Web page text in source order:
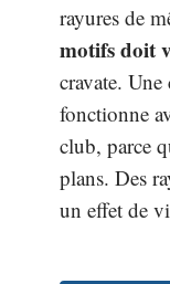
rayures de
motifs doit
cravate. Une
fonctionne
club, parce
plans. Des
un effet de